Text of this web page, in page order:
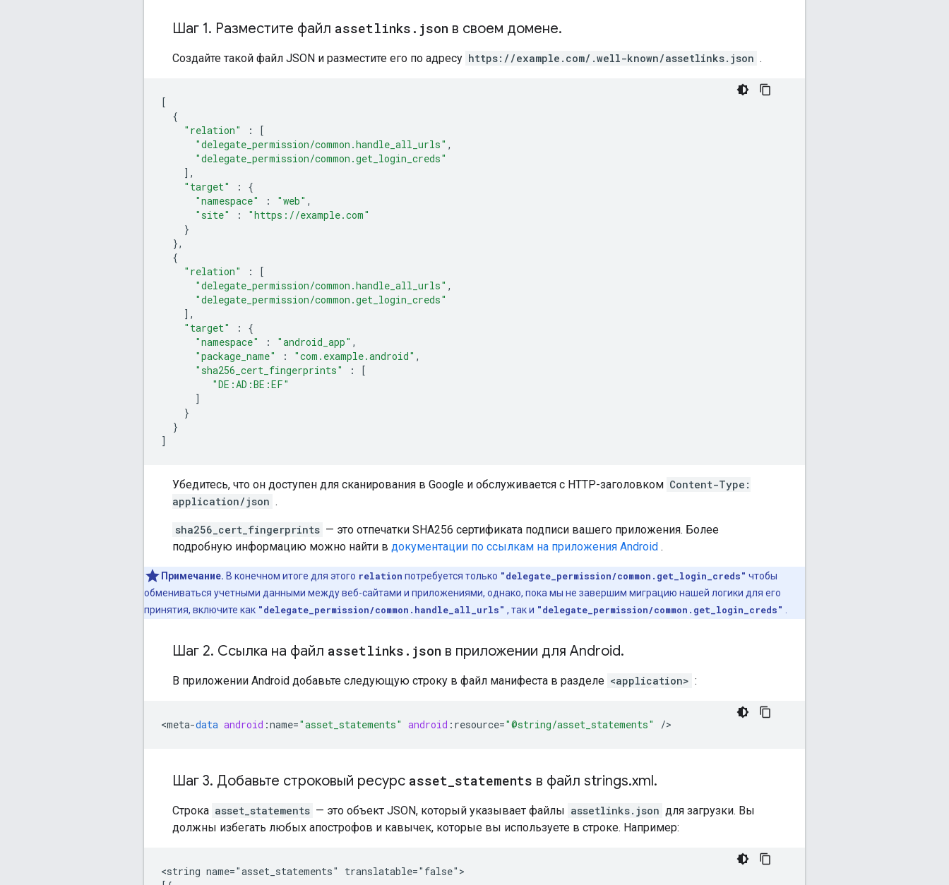
Шаг 1. Разместите файл assetlinks . json в своем домене.
Создайте такой файл JSON и разместите его по адресу https://example.com/.well-known/assetlinks.json .
[
{
"relation"
:
[
"delegate_permission/common.handle_all_urls" ,
"delegate_permission/common.get_login_creds"
],
"target"
:
{
"namespace"
: "web" ,
"site"
:
"https://example.com"
}
},
{
"relation"
:
[
"delegate_permission/common.handle_all_urls" ,
"delegate_permission/common.get_login_creds"
],
"target"
:
{
"namespace"
: "android_app" ,
"package_name"
: "com.example.android" ,
"sha256_cert_fingerprints"
:
[
"DE:AD:BE:EF"
]
}
}
]
Убедитесь, что он доступен для сканирования в Google и обслуживается с HTTP-заголовком Content-Type:
application/json .
sha256_cert_fingerprints — это отпечатки SHA256 сертификата подписи вашего приложения. Более
подробную информацию можно найти в документации по ссылкам на приложения Android .
Примечание. В конечном итоге для этого relation потребуется только "delegate_permission/common.get_login_creds" чтобы
обмениваться учетными данными между веб-сайтами и приложениями, однако, пока мы не завершим миграцию нашей логики для его
принятия, включите как "delegate_permission/common.handle_all_urls" , так и "delegate_permission/common.get_login_creds"
Шаг 2. Ссылка на файл assetlinks . json в приложении для Android.
В приложении Android добавьте следующую строку в файл манифеста в разделе <application> :
<meta-data android :name="asset_statements" android : resource="@string/asset_statements" /
Шаг 3. Добавьте строковый ресурс asset statements в файл strings.xml.
Строка asset_statements — это объект JSON, который указывает файлы assetlinks.json для загрузки. Вы
должны избегать любых апострофов и кавычек, которые вы используете в строке. Например:
<string name="asset_statements" translatable="false">